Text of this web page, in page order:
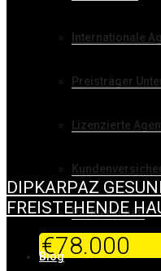
Internationale
Preisträger
Lizenzierte
Partnerschaft
Blog
DIPKARPAZ
FREISTEHENDE
€78.000